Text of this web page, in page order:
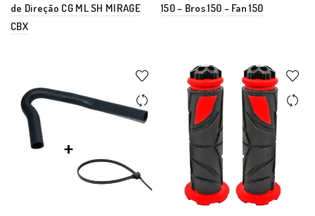
de Direção CG ML SH MIRAGE
CBX
150 – Bros 150 – Fan 150